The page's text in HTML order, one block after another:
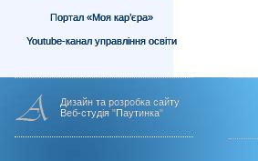
Портал «Моя кар’єра»
Youtube-канал управління освіти
Дизайн та розробка сайту
Веб-студія "Паутинка"